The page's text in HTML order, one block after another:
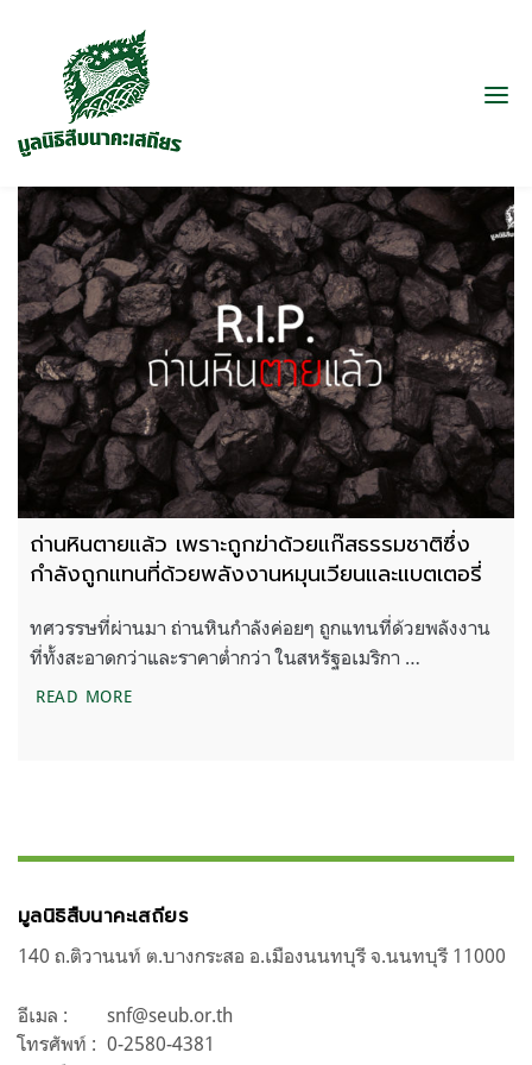
ถ่านหินตายแล้ว เพราะถูกฆ่าด้วยแก๊สธรรมชาติซึ่ง
กำลังถูกแทนที่ด้วยพลังงานหมุนเวียนและแบตเตอรี่
ทศวรรษที่ผ่านมา ถ่านหินกำลังค่อยๆ ถูกแทนที่ด้วยพลังงาน
ที่ทั้งสะอาดกว่าและราคาต่ำกว่า ในสหรัฐอเมริกา …
READ MOREถ่านหินตายแล้ว เพราะถูกฆ่าด้วยแก๊สธรรมชาติซึ่งกำ
มูลนิธิสืบนาคะเสถียร
140 ถ.ติวานนท์ ต.บางกระสอ อ.เมืองนนทบุรี จ.นนทบุรี 11000
อีเมล :
snf@seub.or.th
โทรศัพท์ : 0-2580-4381